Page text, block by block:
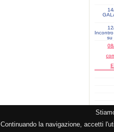
Continuando la navigazione, accetti
su